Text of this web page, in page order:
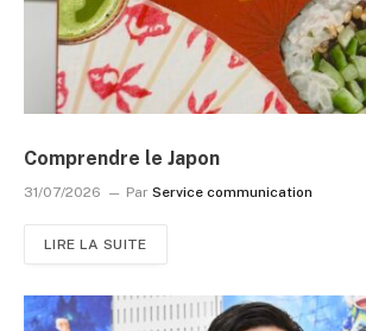
Comprendre le Japon
31/07/2026 Par Service communication
LIRE LA SUITE